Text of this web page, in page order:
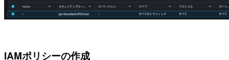
IAMポリシーの作成